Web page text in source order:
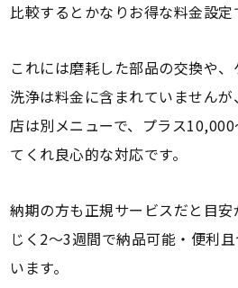
比較するとかなりお得な料金設定
これには磨耗した部品の交換や
洗浄は料金に含まれていません
店は別メニューで、プラス
てくれ良心的な対応です。
納期の方も正規サービスだと目
じく2～3週間で納品可能・便利
います。